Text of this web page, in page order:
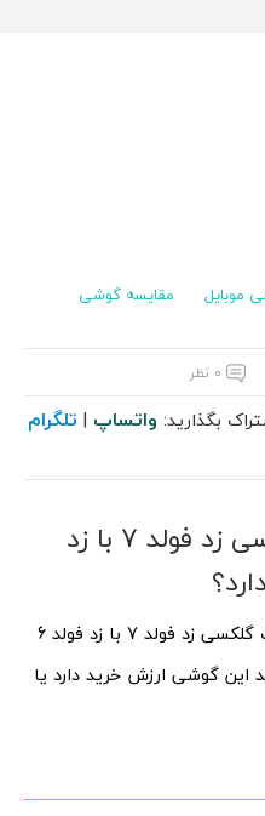
موبایل مقایسه گوشی
۰ نظر
بگذارید: واتساپ | تلگرام
مقایسه سامسونگ گلکسی زد فولد 7 با زد
در این مطلب با مقایسه سامسونگ گلکسی زد فولد 7 با زد فولد 6
گوشی ارزش خرید دارد یا